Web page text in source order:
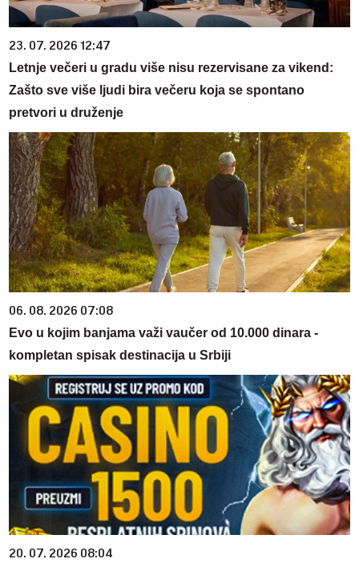
23. 07. 2026 12:47
Letnje večeri u gradu više nisu rezervisane za vikend:
Zašto sve više ljudi bira večeru koja se spontano
pretvori u druženje
06. 08. 2026 07:08
Evo u kojim banjama važi vaučer od 10.000 dinara -
kompletan spisak destinacija u Srbiji
20. 07. 2026 08:04